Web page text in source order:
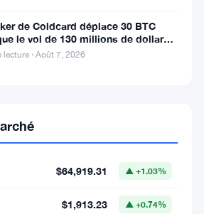
de Coldcard déplace 30 BTC
le vol de 130 millions de dollars
une nouvelle phase
lecture · Août 7, 2026
$64,919.31 ▲ +1.03%
$1,913.23 ▲ +0.74%